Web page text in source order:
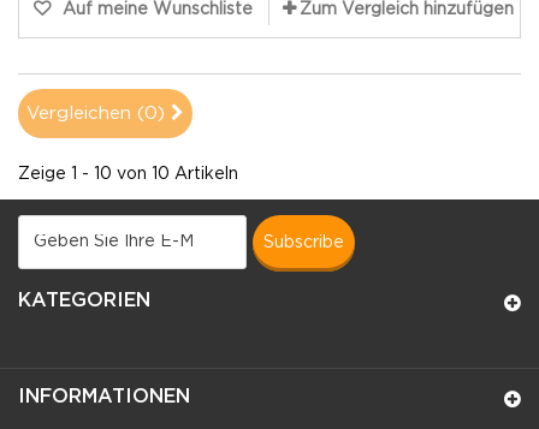
Auf meine Wunschliste Zum Vergleich hinzufügen
Vergleichen (0)
Zeige 1 - 10 von 10 Artikeln
subscribe
KATEGORIEN
INFORMATIONEN